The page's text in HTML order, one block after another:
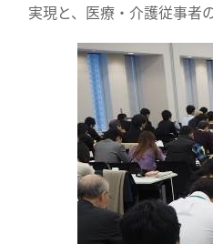
実現と、医療・介護従事者